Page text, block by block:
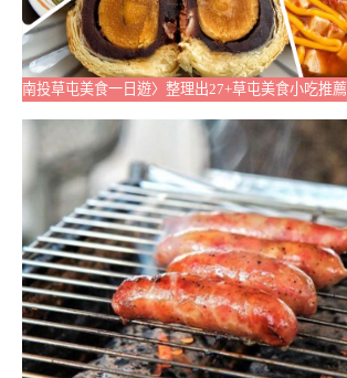
南投草屯美食一日遊〉整理出27+草屯美食小吃推薦